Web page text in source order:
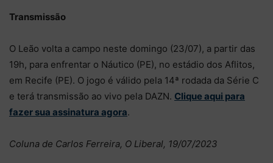
Transmissão
O Leão volta a campo neste domingo (23/07), a partir das
19h, para enfrentar o Náutico (PE), no estádio dos Aflitos,
em Recife (PE). O jogo é válido pela 14ª rodada da Série C
e terá transmissão ao vivo pela DAZN. Clique aqui para
fazer sua assinatura agora.
Coluna de Carlos Ferreira, O Liberal, 19/07/2023